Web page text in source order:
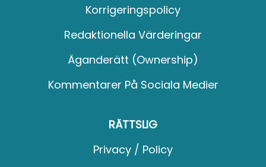
Korrigeringspolicy
Redaktionella Värderingar
Äganderätt (Ownership)
Kommentarer På Sociala Medier
RÄTTSLIG
Privacy / Policy